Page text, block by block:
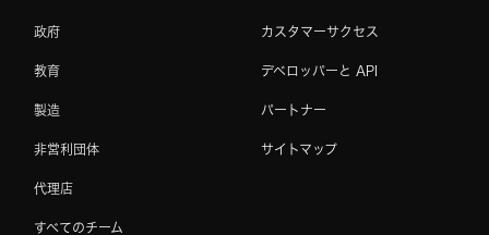
政府
教育
製造
非営利団体
代理店
すべてのチーム
カスタマーサクセス
デベロッパーと API
パートナー
サイトマップ